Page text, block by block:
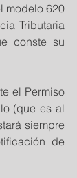
modelo 620
Tributaria
conste su
el Permiso
(que es al
siempre
de